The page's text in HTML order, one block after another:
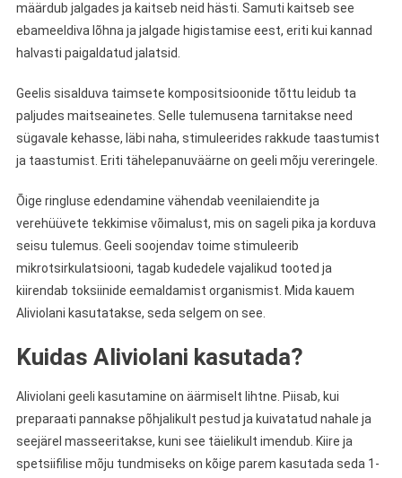
määrdub jalgades ja kaitseb neid hästi. Samuti kaitseb see
ebameeldiva lõhna ja jalgade higistamise eest, eriti kui kannad
halvasti paigaldatud jalatsid.
Geelis sisalduva taimsete kompositsioonide tõttu leidub ta
paljudes maitseainetes. Selle tulemusena tarnitakse need
sügavale kehasse, läbi naha, stimuleerides rakkude taastumist
ja taastumist. Eriti tähelepanuväärne on geeli mõju vereringele.
Õige ringluse edendamine vähendab veenilaiendite ja
verehüüvete tekkimise võimalust, mis on sageli pika ja korduva
seisu tulemus. Geeli soojendav toime stimuleerib
mikrotsirkulatsiooni, tagab kudedele vajalikud tooted ja
kiirendab toksiinide eemaldamist organismist. Mida kauem
Aliviolani kasutatakse, seda selgem on see.
Kuidas Aliviolani kasutada?
Aliviolani geeli kasutamine on äärmiselt lihtne. Piisab, kui
preparaati pannakse põhjalikult pestud ja kuivatatud nahale ja
seejärel masseeritakse, kuni see täielikult imendub. Kiire ja
spetsiifilise mõju tundmiseks on kõige parem kasutada seda 1-